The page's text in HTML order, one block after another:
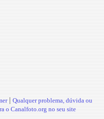
| Qualquer problema, dúvida ou
o Canalfoto.org no seu site